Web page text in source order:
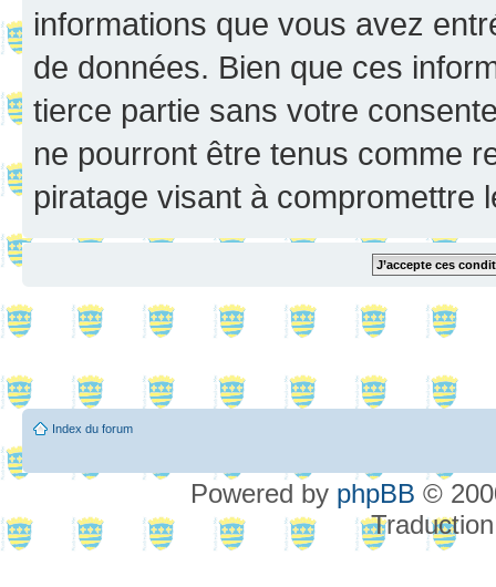
informations que vous avez
de données. Bien que ces
tierce partie sans votre
ne pourront être tenus comme
piratage visant à compromettre
Index du forum
Powered by phpBB ©